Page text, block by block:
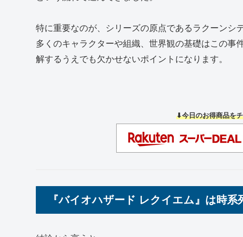
特に重要なのが、シリーズの原点であるラクーンシ
多くのキャラクターや組織、世界観の基礎はこの事
解するうえでも欠かせないポイントになります。
⬇今日のお得商品を
『バイオハザード レクイエム』は時